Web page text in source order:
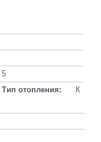
5
Тип отопления:
К